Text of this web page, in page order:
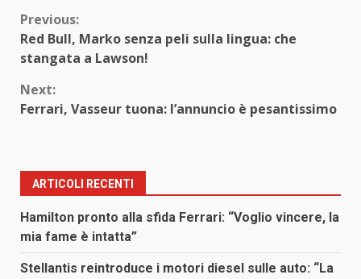
Continue
Reading
Previous:
Red Bull, Marko senza peli sulla lingua: che
stangata a Lawson!
Next:
Ferrari, Vasseur tuona: l’annuncio è pesantissimo
ARTICOLI RECENTI
Hamilton pronto alla sfida Ferrari: “Voglio vincere, la
mia fame è intatta”
Stellantis reintroduce i motori diesel sulle auto: “La